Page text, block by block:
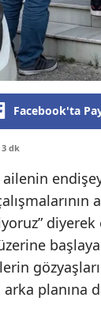
Facebook'ta
dk
arka